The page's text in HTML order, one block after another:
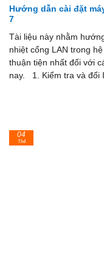
Hướng dẫn cài đặt
7
Tài liệu này nhằm
nhiệt cổng LAN trong
thuận tiện nhất đối với
nay. 1. Kiểm tra và đổi
04
Th4